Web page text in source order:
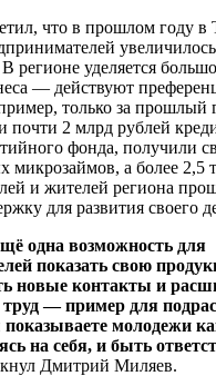
что в прошлом году в
регионе уделяется
— действуют
только за прошлый
2 млрд рублей
фонда, получили
микрозаймов, а более 2,5
и жителей региона
для развития своего
одна возможность для
показать свою
новые контакты и
— пример для
молодежи
на себя, и быть
Дмитрий Миляев.